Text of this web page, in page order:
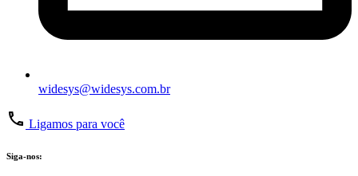
widesys@widesys.com.br
Ligamos para você
Siga-nos: